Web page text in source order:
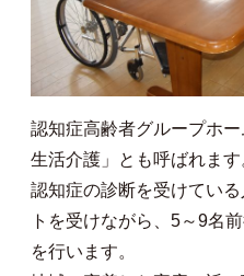
認知症高齢者グループホ
生活介護」とも呼ばれます
認知症の診断を受けてい
トを受けながら、5～9名
を行います。